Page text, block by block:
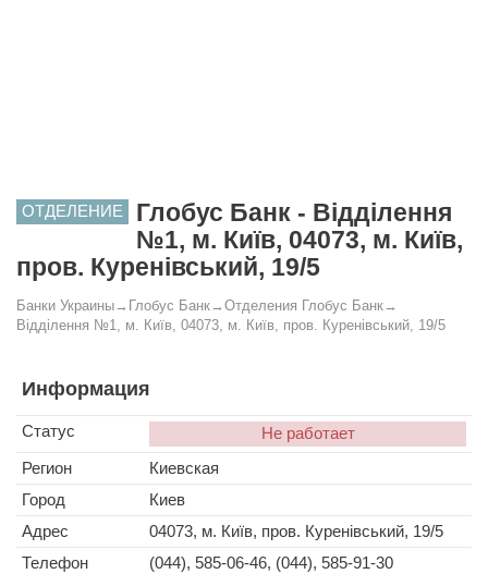
ОТДЕЛЕНИЕ
Глобус Банк - Відділення
№1, м. Київ, 04073, м. Київ,
пров. Куренівський, 19/5
Банки Украины→ Глобус Банк→ Отделения Глобус Банк→
Відділення №1, м. Київ, 04073, м. Київ, пров. Куренівський, 19/5
Информация
Статус
Не работает
Регион
Киевская
Город
Киев
Адрес
04073, м. Київ, пров. Куренівський, 19/5
Телефон
(044), 585-06-46, (044), 585-91-30